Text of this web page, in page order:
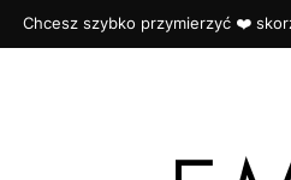
Chcesz szybko przymierzyć ❤️